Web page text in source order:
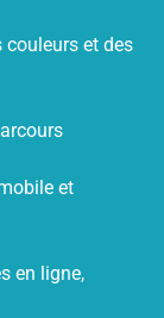
couleurs et des
et
en ligne,